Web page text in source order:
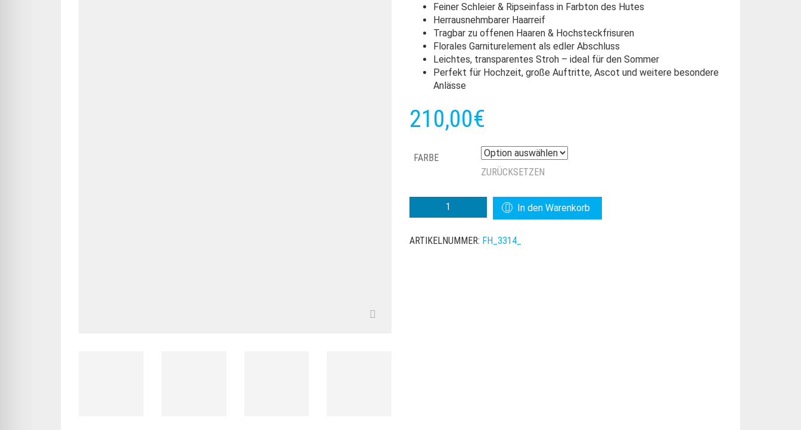
Feiner Schleier & Ripseinfass in Farbton des Hutes
Herrausnehmbarer Haarreif
Tragbar zu offenen Haaren & Hochsteckfrisuren
Florales Garniturelement als edler Abschluss
Leichtes, transparentes Stroh – ideal für den Sommer
Perfekt für Hochzeit, große Auftritte, Ascot und weitere besondere
Anlässe
210,00€
FARBE
ZURÜCKSETZEN
SAUCER
MENGE
In den Warenkorb
ARTIKELNUMMER: FH_3314_